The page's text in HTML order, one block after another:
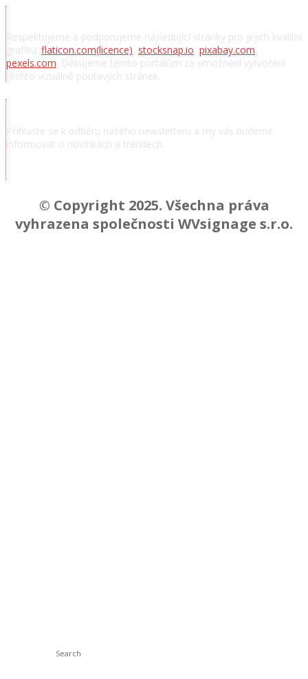
Search
Respektujeme a podporujeme následující stránky pro jejich kvalitní
grafiku: flaticon.com(licence), stocksnap.io, pixabay.com,
pexels.com . Děkujeme těmto portálům za umožnění vytvoření
těchto vizuálně poutavých stránek.
Přihlaste se k odběru našeho newsletteru a my vás budeme
informovat o novinkách a trendech.
© Copyright 2025. Všechna práva
vyhrazena společnosti WVsignage s.r.o.